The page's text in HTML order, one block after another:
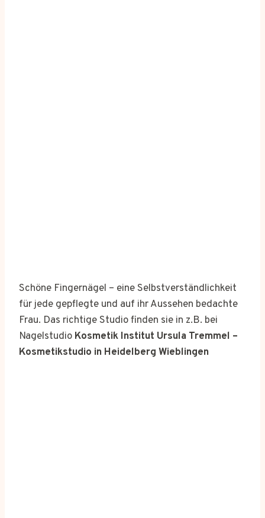
Schöne Fingernägel – eine Selbstverständlichkeit
für jede gepflegte und auf ihr Aussehen bedachte
Frau. Das richtige Studio finden sie in z.B. bei
Nagelstudio Kosmetik Institut Ursula Tremmel –
Kosmetikstudio in Heidelberg Wieblingen